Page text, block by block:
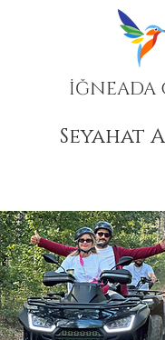
İĞNEADA
Seyahat